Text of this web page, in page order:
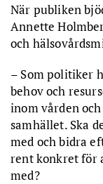
När publiken
Annette
och
– Som politiker
behov och
inom vården
samhället. Ska
med och bidra
rent konkret för
med?